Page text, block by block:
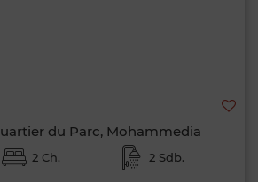
du Parc, Mohammedia
2 Ch. 2 Sdb.